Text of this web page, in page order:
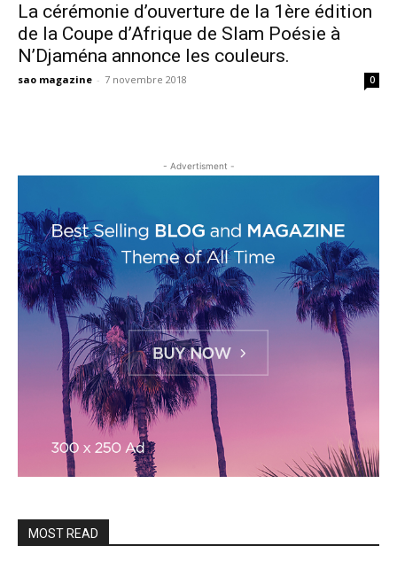
La cérémonie d’ouverture de la 1ère édition
de la Coupe d’Afrique de Slam Poésie à
N’Djaména annonce les couleurs.
sao magazine - 7 novembre 2018 0
- Advertisment -
MOST READ